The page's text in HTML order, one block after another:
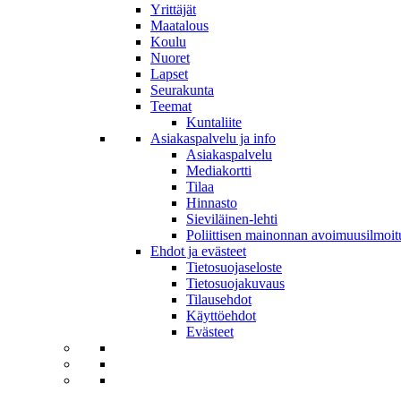
Yrittäjät
Maatalous
Koulu
Nuoret
Lapset
Seurakunta
Teemat
Kuntaliite
Asiakaspalvelu ja info
Asiakaspalvelu
Mediakortti
Tilaa
Hinnasto
Sieviläinen-lehti
Poliittisen mainonnan
Ehdot ja evästeet
Tietosuojaseloste
Tietosuojakuvaus
Tilausehdot
Käyttöehdot
Evästeet